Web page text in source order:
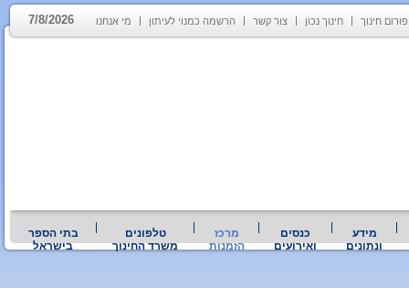
פורום חינוך חינוך נכון צור קשר הרשמה כמנוי לעיתון מי אנחנו 7/8/2026
מידע
ונתונים
כנסים
ואירועים
מרכז
הזמנות
טלפונים
משרד החינוך
בתי הספר
בישראל